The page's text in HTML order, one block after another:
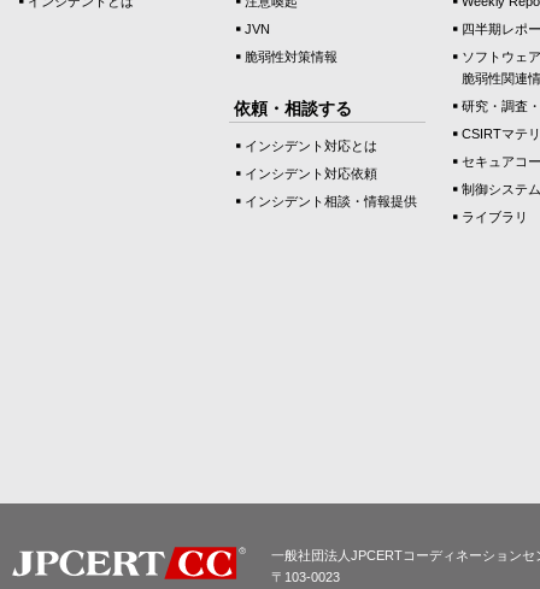
JVN
脆弱性対策情報
依頼・相談する
インシデント対応とは
インシデント対応依頼
インシデント相談・情報提供
四半期レポ
ソフトウェ
脆弱性関連
研究・調査
CSIRTマテ
セキュアコ
制御システ
ライブラリ
一般社団法人JPCERTコーディネーションセ
〒103-0023